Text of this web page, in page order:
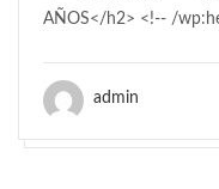
AÑOS</h2> <!-- /
admin